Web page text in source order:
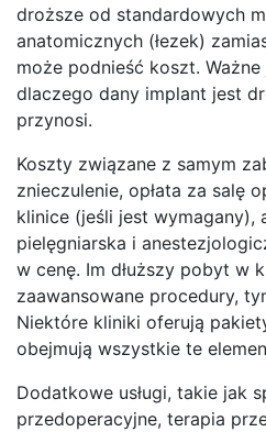
droższe od standardowych
anatomicznych (łezek)
może podnieść koszt.
dlaczego dany implant jest
przynosi.
Koszty związane z samym
znieczulenie, opłata za salę
klinice (jeśli jest wymagany),
pielęgniarska i
w cenę. Im dłuższy pobyt w
zaawansowane procedury,
Niektóre kliniki oferują
obejmują wszystkie te
Dodatkowe usługi, takie jak
przedoperacyjne, terapia